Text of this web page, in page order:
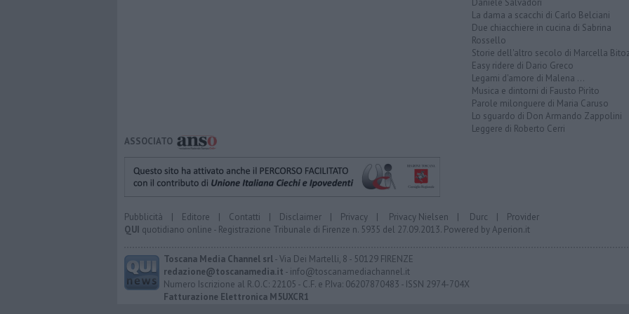
Daniele Salvadori
La dama a scacchi di Carlo Belciani
Due chiacchiere in cucina di Sabrina
Rossello
Storie dell'altro secolo di Marcella
Easy ridere di Dario Greco
Legami d'amore di Malena ...
Musica e dintorni di Fausto Pirìto
Parole milonguere di Maria Caruso
Lo sguardo di Don Armando Zappolini
Leggere di Roberto Cerri
ASSOCIATO
Pubblicità | Editore | Contatti | Disclaimer | Privacy | Privacy Nielsen | Durc | Provider
QUI quotidiano online - Registrazione Tribunale di Firenze n. 5935 del 27.09.2013. Powered byAperion.it
Toscana Media Channel srl- Via Dei Martelli, 8 - 50129 FIRENZE
redazione@toscanamedia.it - info@toscanamediachannel.it
Numero Iscrizione al R.O.C: 22105 - C.F. e P.Iva: 06207870483 - ISSN 2974-704X
Fatturazione Elettronica M5UXCR1